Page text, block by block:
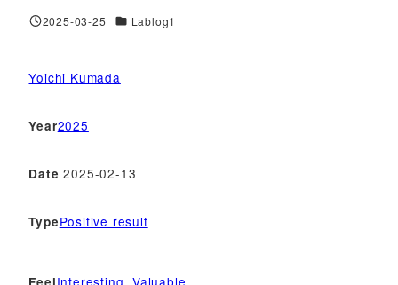
投稿日
2025-03-25 対象DBLablog1
Yoichi Kumada
Year2025
Date 2025-02-13
TypePositive result
Interesting, Valuable